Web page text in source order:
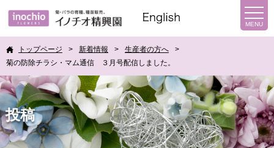
トップページ 新着情報
生産者の方へ
菊の防除チラシ・マム通信 ３月号配信しました。
投稿